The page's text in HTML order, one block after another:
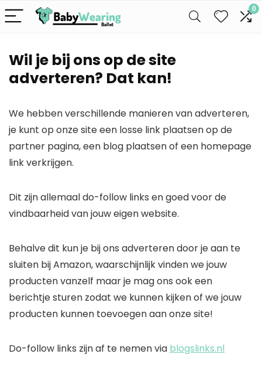
0
Wil je bij ons op de site
adverteren? Dat kan!
We hebben verschillende manieren van adverteren,
je kunt op onze site een losse link plaatsen op de
partner pagina, een blog plaatsen of een homepage
link verkrijgen.
Dit zijn allemaal do-follow links en goed voor de
vindbaarheid van jouw eigen website.
Behalve dit kun je bij ons adverteren door je aan te
sluiten bij Amazon, waarschijnlijk vinden we jouw
producten vanzelf maar je mag ons ook een
berichtje sturen zodat we kunnen kijken of we jouw
producten kunnen toevoegen aan onze site!
Do-follow links zijn af te nemen via blogslinks.nl